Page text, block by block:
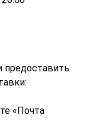
«Почта